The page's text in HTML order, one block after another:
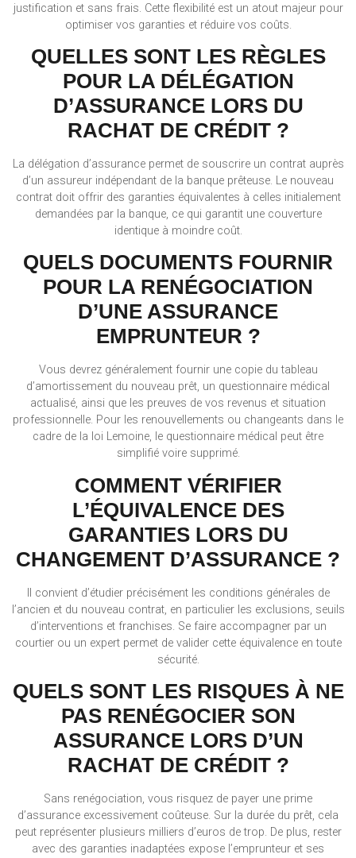
justification et sans frais. Cette flexibilité est un atout majeur pour
optimiser vos garanties et réduire vos coûts.
QUELLES SONT LES RÈGLES
POUR LA DÉLÉGATION
D’ASSURANCE LORS DU
RACHAT DE CRÉDIT ?
La délégation d’assurance permet de souscrire un contrat auprès
d’un assureur indépendant de la banque prêteuse. Le nouveau
contrat doit offrir des garanties équivalentes à celles initialement
demandées par la banque, ce qui garantit une couverture
identique à moindre coût.
QUELS DOCUMENTS FOURNIR
POUR LA RENÉGOCIATION
D’UNE ASSURANCE
EMPRUNTEUR ?
Vous devrez généralement fournir une copie du tableau
d’amortissement du nouveau prêt, un questionnaire médical
actualisé, ainsi que les preuves de vos revenus et situation
professionnelle. Pour les renouvellements ou changeants dans le
cadre de la loi Lemoine, le questionnaire médical peut être
simplifié voire supprimé.
COMMENT VÉRIFIER
L’ÉQUIVALENCE DES
GARANTIES LORS DU
CHANGEMENT D’ASSURANCE ?
Il convient d’étudier précisément les conditions générales de
l’ancien et du nouveau contrat, en particulier les exclusions, seuils
d’interventions et franchises. Se faire accompagner par un
courtier ou un expert permet de valider cette équivalence en toute
sécurité.
QUELS SONT LES RISQUES À NE
PAS RENÉGOCIER SON
ASSURANCE LORS D’UN
RACHAT DE CRÉDIT ?
Sans renégociation, vous risquez de payer une prime
d’assurance excessivement coûteuse. Sur la durée du prêt, cela
peut représenter plusieurs milliers d’euros de trop. De plus, rester
avec des garanties inadaptées expose l’emprunteur et ses